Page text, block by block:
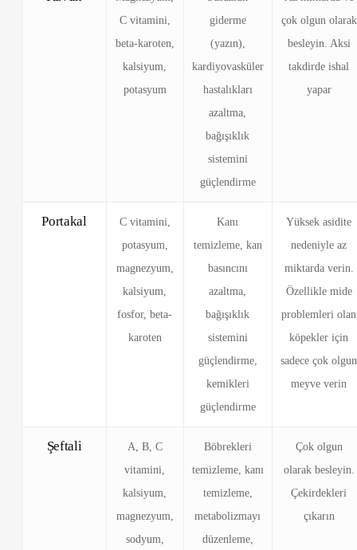
C vitamini,
beta-karoten,
kalsiyum,
potasyum
giderme
(yazın),
kardiyovasküler
hastalıkları
azaltma,
bağışıklık
sistemini
güçlendirme
çok olgun olarak
besleyin. Aksi
takdirde ishal
yapar
Portakal
C vitamini,
potasyum,
magnezyum,
kalsiyum,
fosfor, beta-
karoten
Kanı
temizleme, kan
basıncını
azaltma,
bağışıklık
sistemini
güçlendirme,
kemikleri
güçlendirme
Yüksek asidite
nedeniyle az
miktarda verin.
Özellikle mide
problemleri olan
köpekler için
sadece çok olgun
meyve verin
Şeftali
A, B, C
vitamini,
kalsiyum,
magnezyum,
sodyum,
Böbrekleri
temizleme, kanı
temizleme,
metabolizmayı
düzenleme,
Çok olgun
olarak besleyin.
Çekirdekleri
çıkarın